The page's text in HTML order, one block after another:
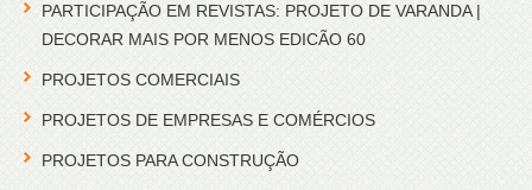
PARTICIPAÇÃO EM REVISTAS: PROJETO DE VARANDA |
DECORAR MAIS POR MENOS EDICÃO 60
PROJETOS COMERCIAIS
PROJETOS DE EMPRESAS E COMÉRCIOS
PROJETOS PARA CONSTRUÇÃO